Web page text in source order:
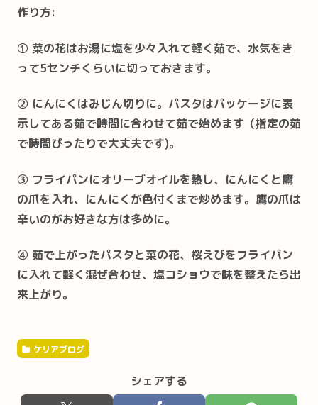
作り方:
① 菜の花はお湯に塩を少々入れて軽く茹で、水気をき
って5センチくらいに切っておきます。
② にんにくはみじん切りに。パスタはパッケージに表
示してある茹で時間に合わせて茹で始めます（指定の茹
で時間ぴったりで大丈夫です)。
③ フライパンにオリーブオイルを熱し、にんにくと鷹
の爪を入れ、にんにくが色付くまで炒めます。鷹の爪は
辛いのがお好きな方は多めに。
④ 茹で上がったパスタと菜の花、桜えびをフライパン
に入れて軽く混ぜ合わせ、塩コショウで味を整えたら出
来上がり。
ケリアブログ
シェアする